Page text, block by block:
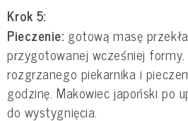
Krok 5:
Pieczenie: gotową masę
przygotowanej wcześniej
rozgrzanego piekarnika i
godzinę. Makowiec japoński po
do wystygnięcia.